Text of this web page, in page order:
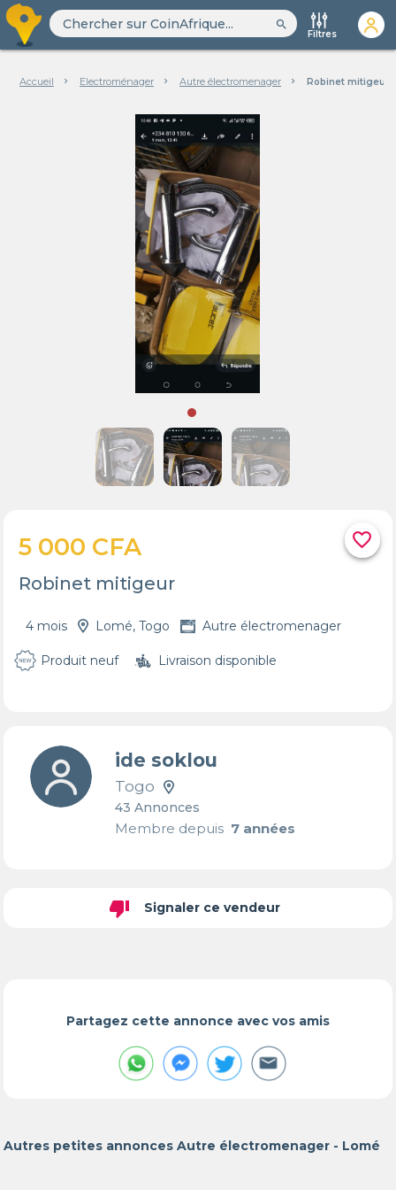
search
Filtres
Accueil Electroménager Autre électromenager Robinet mitigeur
favorite_border
5 000 CFA
Robinet mitigeur
4 mois Lomé, Togo Autre électromenager
Produit neuf Livraison disponible
ide soklou
Togo
43 Annonces
Membre depuis7 années
thumb_down Signaler ce vendeur
Partagez cette annonce avec vos amis
Autres petites annonces Autre électromenager - Lomé